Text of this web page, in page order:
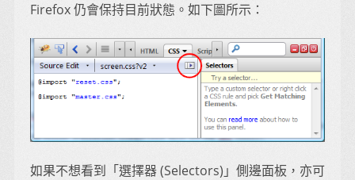
Firefox 仍會保持目前狀態。如下圖所示：
如果不想看到「選擇器 (Selectors)」側邊面板，亦可